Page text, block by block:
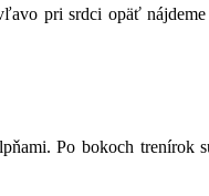
pri srdci opäť
Po bokoch trenírok